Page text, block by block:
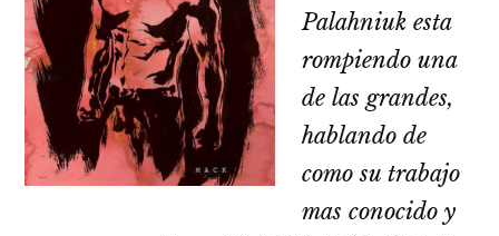
Palahniuk esta
rompiendo una
de las grandes,
hablando de
como su trabajo
mas conocido y